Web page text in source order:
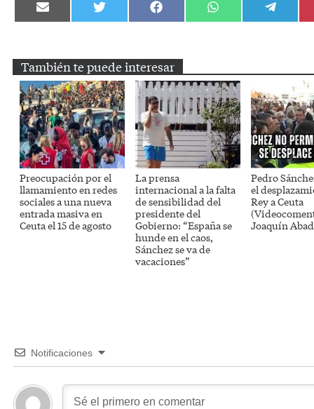
Compartir
en
Compartir
en
Compartir
en
Compartir
en
Compartir
en
También te puede interesar
Preocupación por el
llamamiento en redes
sociales a una nueva
entrada masiva en
Ceuta el 15 de agosto
La prensa
internacional a la falta
de sensibilidad del
presidente del
Gobierno: “España se
hunde en el caos,
Sánchez se va de
vacaciones”
Pedro
el
Rey a Ceuta
Joaquín
Notificaciones